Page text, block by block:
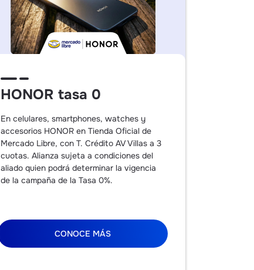
HONOR tasa 0
En celulares, smartphones, watches y
accesorios HONOR en Tienda Oficial de
Mercado Libre, con T. Crédito AV Villas a 3
cuotas. Alianza sujeta a condiciones del
aliado quien podrá determinar la vigencia
de la campaña de la Tasa 0%.
CONOCE MÁS